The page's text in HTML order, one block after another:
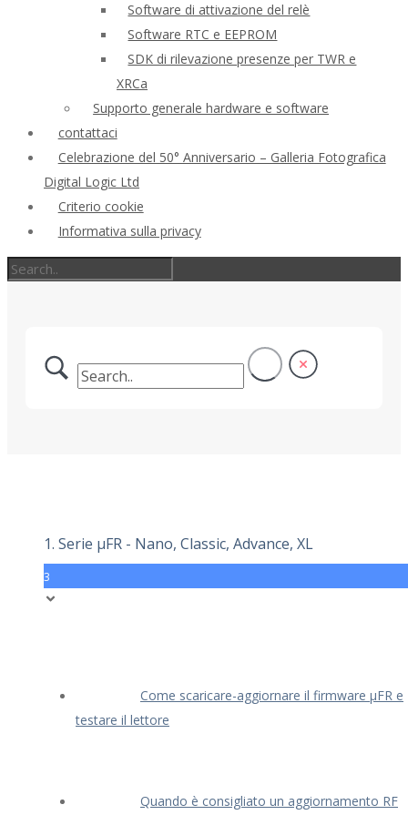
Software di attivazione del relè
Software RTC e EEPROM
SDK di rilevazione presenze per TWR e
XRCa
Supporto generale hardware e software
contattaci
Celebrazione del 50° Anniversario – Galleria Fotografica
Digital Logic Ltd
Criterio cookie
Informativa sulla privacy
1. Serie μFR - Nano, Classic, Advance, XL
3
Come scaricare-aggiornare il firmware μFR e
testare il lettore
Quando è consigliato un aggiornamento RF